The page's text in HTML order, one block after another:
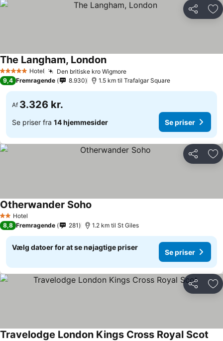
Del
5 Stjerner Hotel Den britiske kro Wigmore
The Langham, London
9,4 Fremragende 8.930 1.5 km til Trafalgar Square
Af 3.326 kr.
Se priser fra 14 hjemmesider Se priser
Del
2 Stjerner
Hotel
Otherwander Soho
8,8 Fremragende 281 1.2 km til St Giles
Vælg datoer for at se nøjagtige priser
Se priser
Del
Travelodge London Kings Cross Royal Scot